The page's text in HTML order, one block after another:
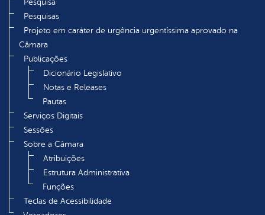
Pesquisa
Pesquisas
Projeto em caráter de urgência urgentíssima aprovado na
Câmara
Publicações
Dicionário Legislativo
Notas e Releases
Pautas
Serviços Digitais
Sessões
Sobre a Câmara
Atribuições
Estrutura Administrativa
Funções
Teclas de Acessibilidade